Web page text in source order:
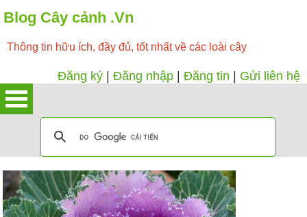
Blog Cây cảnh .Vn
Thông tin hữu ích, đầy đủ, tốt nhất về các loài cây
Đăng ký Đăng nhập Đăng tin Gửi liên hệ